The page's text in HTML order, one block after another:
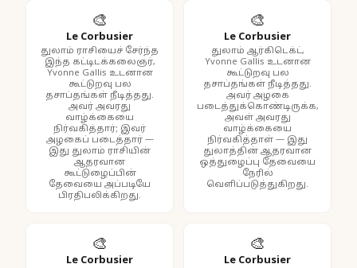
🎨
Le Corbusier
துலாம் ராசியைச் சேர்ந்த
இந்த கட்டிடக்கலைஞர்,
Yvonne Gallis உடனான
கூட்டுறவு பல
தசாப்தங்கள் நீடித்தது.
அவர் அவரது
வாழ்க்கையை
நிர்வகித்தார்; இவர்
அழகைப் படைத்தார் —
இது துலாம் ராசியின்
ஆதரவான
கூட்டுழைப்பின்
தேவையை அப்படியே
பிரதிபலிக்கிறது.
🎨
Le Corbusier
துலாம் ஆர்கிடெக்ட்,
Yvonne Gallis உடனான
கூட்டுறவு பல
தசாப்தங்கள் நீடித்தது.
அவர் அழகை
படைத்துக்கொண்டிருக்க,
அவள் அவரது
வாழ்க்கையை
நிர்வகித்தாள் — இது
துலாத்தின் ஆதரவான
ஒத்துழைப்பு தேவையை
நேரில்
வெளிப்படுத்துகிறது.
🎨
Le Corbusier
🎨
Le Corbusier